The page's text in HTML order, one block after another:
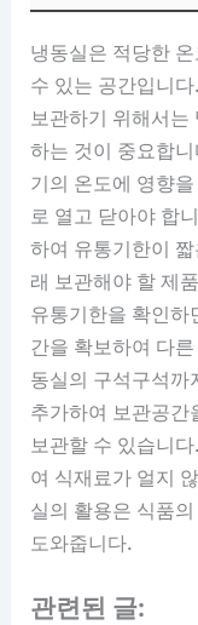
냉동실은 적당한
수 있는 공간입니
보관하기 위해서는
하는 것이 중요합
기의 온도에 영향
로 열고 닫아야 합
하여 유통기한이
래 보관해야 할 제
유통기한을 확인하
간을 확보하여 다
동실의 구석구석까
추가하여 보관공간
보관할 수 있습니
여 식재료가 얼지
실의 활용은 식품
도와줍니다.
관련된 글: